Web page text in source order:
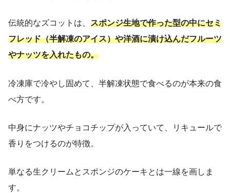
伝統的なズコットは、 スポンジ生地で作った型の中にセミ
フレッド（半解凍のアイス）や洋酒に漬け込んだフルーツ
やナッツを入れたもの。
冷凍庫で冷やし固めて、半解凍状態で食べるのが本来の食
べ方です。
中身にナッツやチョコチップが入っていて、リキュールで
香りをつけるのが特徴。
単なる生クリームとスポンジのケーキとは一線を画しま
す。